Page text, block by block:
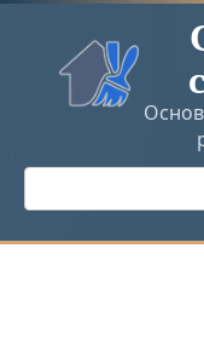
Перейти
контенту
Поиск: